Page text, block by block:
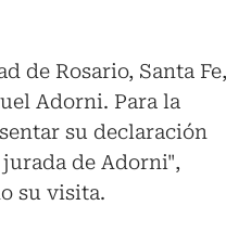
de Rosario, Santa Fe,
Adorni. Para la
su declaración
de Adorni",
su visita.